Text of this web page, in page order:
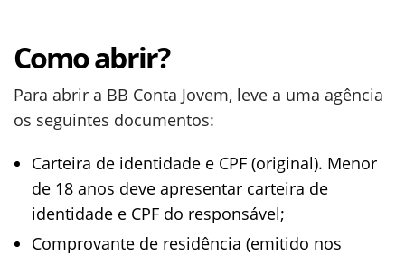
Como abrir?
Para abrir a BB Conta Jovem, leve a uma agência
os seguintes documentos:
Carteira de identidade e CPF (original). Menor
de 18 anos deve apresentar carteira de
identidade e CPF do responsável;
Comprovante de residência (emitido nos